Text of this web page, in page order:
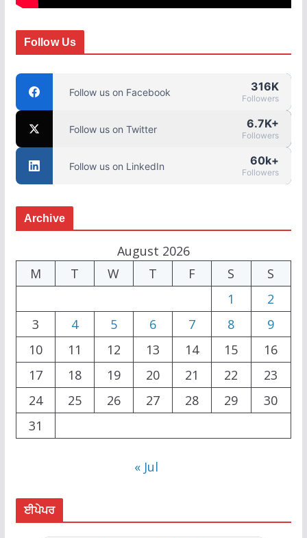
Follow Us
Follow us on Facebook 316K
Followers
Follow us on Twitter 6.7K+
Followers
Follow us on LinkedIn 60k+
Followers
Archive
August 2026
M
T W T F S
S
1
2
3
4 5 6 7 8
9
10
11 12 13 14 15
16
17
18 19 20 21 22
23
24
25 26 27 28 29
30
31
« Jul
ਈਪੇਪਰ